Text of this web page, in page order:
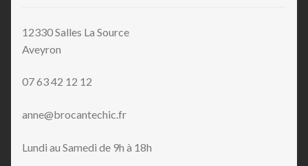
12330 Salles La Source
Aveyron
07 63 42 12 12
anne@brocantechic.fr
Lundi au Samedi de 9h à 18h